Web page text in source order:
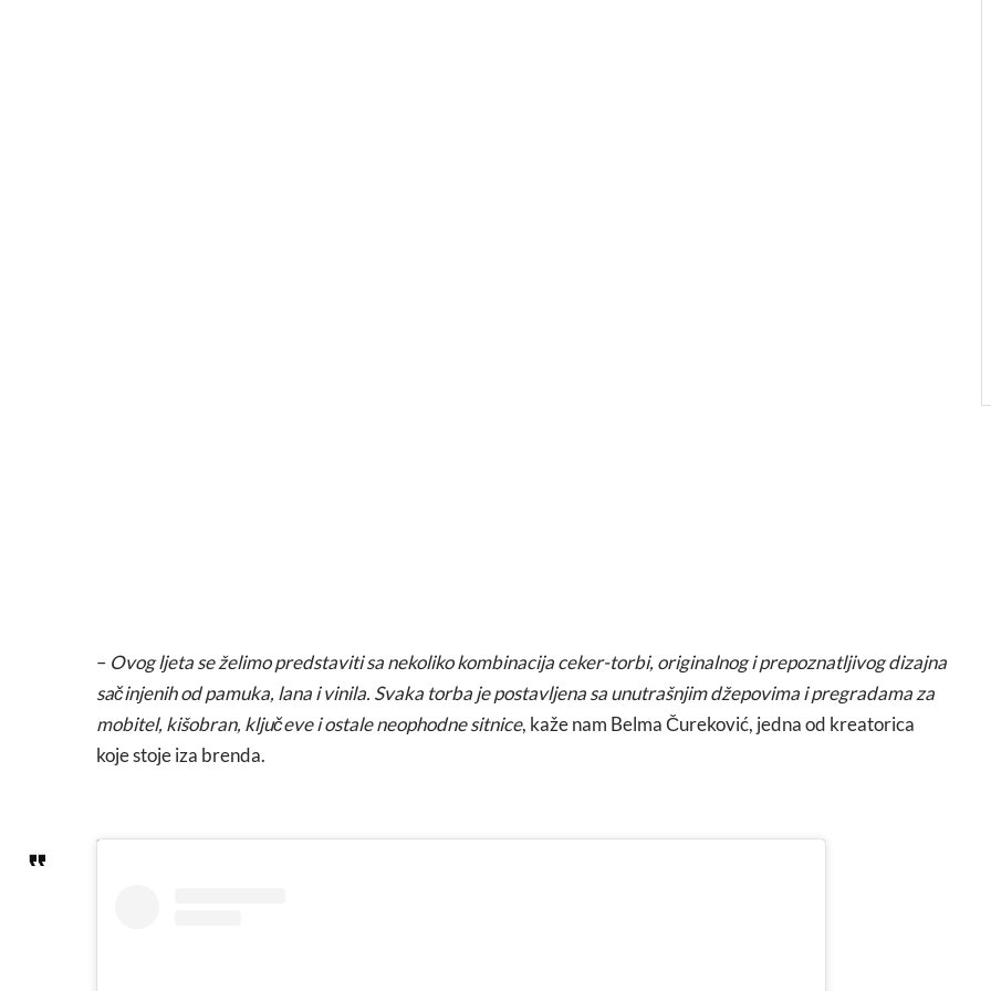
– Ovog ljeta se želimo predstaviti sa nekoliko kombinacija ceker-torbi, originalnog i prepoznatljivog dizajna
sačinjenih od pamuka, lana i vinila. Svaka torba je postavljena sa unutrašnjim džepovima i pregradama za
mobitel, kišobran, ključeve i ostale neophodne sitnice, kaže nam Belma Čureković, jedna od kreatorica
koje stoje iza brenda.